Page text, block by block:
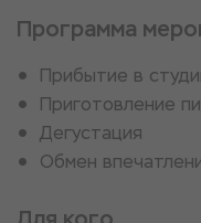
Программа
Прибытие в
Приготовление
Дегустация
Обмен